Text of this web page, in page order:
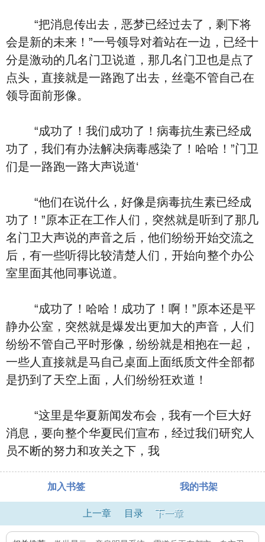
“把消息传出去，恶梦已经过去了，剩下将
会是新的未来！”一号领导对着站在一边，已经十
分是激动的几名门卫说道，那几名门卫也是点了
点头，直接就是一路跑了出去，丝毫不管自己在
领导面前形像。
“成功了！我们成功了！病毒抗生素已经成
功了，我们有办法解决病毒感染了！哈哈！”门卫
们是一路跑一路大声说道‘
“他们在说什么，好像是病毒抗生素已经成
功了！”原本正在工作人们，突然就是听到了那几
名门卫大声说的声音之后，他们纷纷开始交流之
后，有一些听得比较清楚人们，开始向整个办公
室里面其他同事说道。
“成功了！哈哈！成功了！啊！”原本还是平
静办公室，突然就是爆发出更加大的声音，人们
纷纷不管自己平时形像，纷纷就是相抱在一起，
一些人直接就是马自己桌面上面纸质文件全部都
是扔到了天空上面，人们纷纷狂欢道！
“这里是华夏新闻发布会，我有一个巨大好
消息，要向整个华夏民们宣布，经过我们研究人
员不断的努力和攻关之下，我
加入书签 我的书架
上一章 目录 下一章